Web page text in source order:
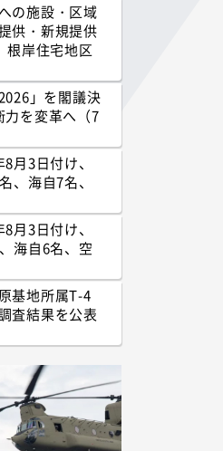
の施設・区域
供・新規提供
根岸住宅地区
」を閣議決
を変革へ（7
月3日付け、
、海自7名、
月3日付け、
海自6名、空
基地所属T-4
査結果を公表